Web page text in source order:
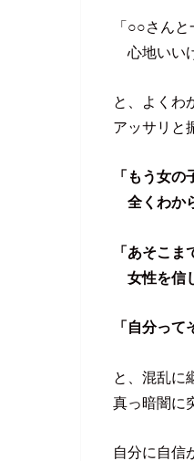
「○○さん
心地いい
と、よくわ
アッサリと
「もう女の
全くわか
「あそこま
女性を信
「自分っ
と、混乱に
真っ暗闇に
自分に自信